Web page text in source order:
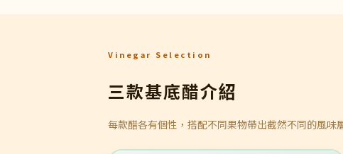
Vinegar Selection
三款基底醋介紹
每款醋各有個性，搭配不同果物帶出截然不同的風